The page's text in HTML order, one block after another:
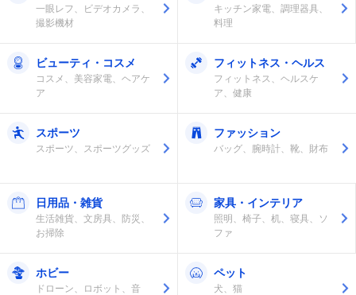
一眼レフ、ビデオカメラ、
撮影機材
キッチン家電、調理器具、
料理
ビューティ・コスメ
コスメ、美容家電、ヘアケ
ア
フィットネス・ヘルス
フィットネス、ヘルスケ
ア、健康
スポーツ
スポーツ、スポーツグッズ
ファッション
バッグ、腕時計、靴、財布
日用品・雑貨
生活雑貨、文房具、防災、
お掃除
家具・インテリア
照明、椅子、机、寝具、ソ
ファ
ホビー
ドローン、ロボット、音
ペット
犬、猫